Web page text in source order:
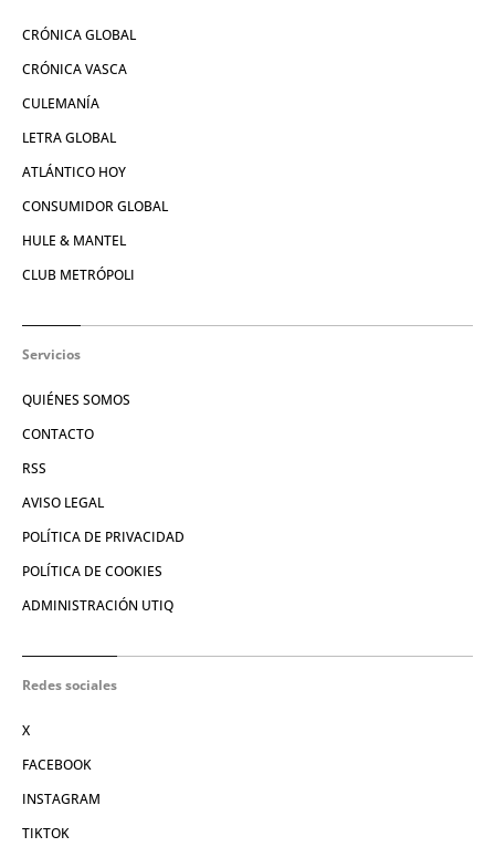
CRÓNICA GLOBAL
CRÓNICA VASCA
CULEMANÍA
LETRA GLOBAL
ATLÁNTICO HOY
CONSUMIDOR GLOBAL
HULE & MANTEL
CLUB METRÓPOLI
Servicios
QUIÉNES SOMOS
CONTACTO
RSS
AVISO LEGAL
POLÍTICA DE PRIVACIDAD
POLÍTICA DE COOKIES
ADMINISTRACIÓN UTIQ
Redes sociales
X
FACEBOOK
INSTAGRAM
TIKTOK